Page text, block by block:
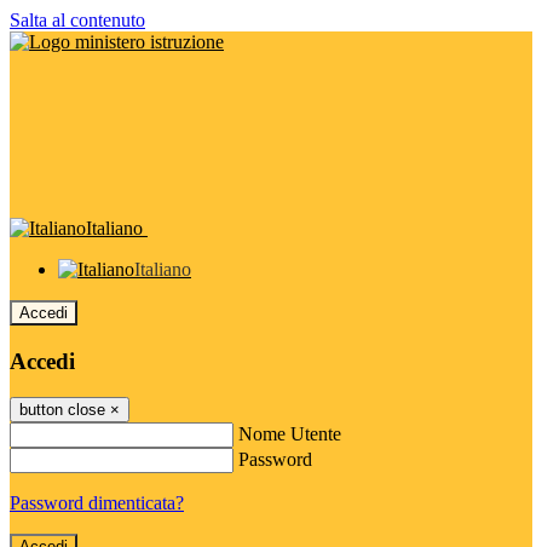
Salta al contenuto
Italiano
Italiano
Accedi
Accedi
button close ×
Nome Utente
Password
Password dimenticata?